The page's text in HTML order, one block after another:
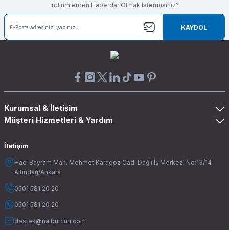
İndirimlerden Haberdar Olmak İstermisiniz?
KAYDOL
Kurumsal & İletişim
Müşteri Hizmetleri & Yardım
İletişim
Hacı Bayram Mah. Mehmet Karagöz Cad. Dağlı İş Merkezi No:13/14
Altındağ/Ankara
0501 581 20 20
0501 581 20 20
destek@nalburcun.com